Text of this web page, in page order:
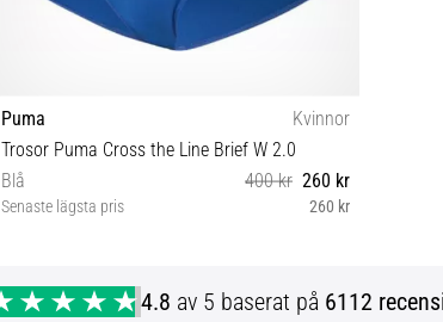
Puma
Kvinnor
Trosor Puma Cross the Line Brief W 2.0
Blå
400 kr 260 kr
Senaste lägsta pris 260 kr
4.8 av 5 baserat på 6112